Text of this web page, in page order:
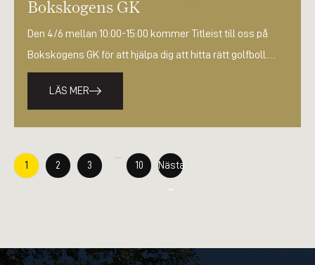
Bokskogens GK
Den 4/6 mellan 10:00-15:00 kommer Titleist till oss på
Bokskogens GK för att hjälpa dig att hitta rätt golfboll.
Välkommen…
LÄS MER
1 2 3 10 Nästa
→